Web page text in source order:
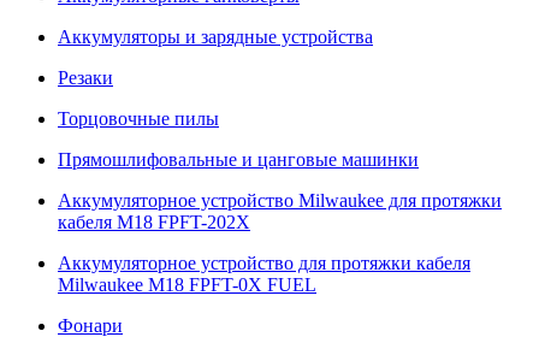
Аккумуляторы и зарядные устройства
Резаки
Торцовочные пилы
Прямошлифовальные и цанговые машинки
Аккумуляторное устройство Milwaukee для протяжки
кабеля M18 FPFT-202X
Аккумуляторное устройство для протяжки кабеля
Milwaukee M18 FPFT-0X FUEL
Фонари